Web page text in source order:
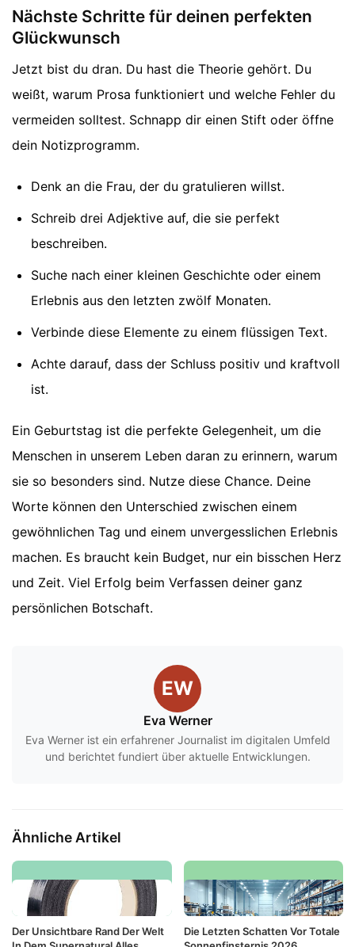
Nächste Schritte für deinen perfekten
Glückwunsch
Jetzt bist du dran. Du hast die Theorie gehört. Du
weißt, warum Prosa funktioniert und welche Fehler du
vermeiden solltest. Schnapp dir einen Stift oder öffne
dein Notizprogramm.
Denk an die Frau, der du gratulieren willst.
Schreib drei Adjektive auf, die sie perfekt
beschreiben.
Suche nach einer kleinen Geschichte oder einem
Erlebnis aus den letzten zwölf Monaten.
Verbinde diese Elemente zu einem flüssigen Text.
Achte darauf, dass der Schluss positiv und kraftvoll
ist.
Ein Geburtstag ist die perfekte Gelegenheit, um die
Menschen in unserem Leben daran zu erinnern, warum
sie so besonders sind. Nutze diese Chance. Deine
Worte können den Unterschied zwischen einem
gewöhnlichen Tag und einem unvergesslichen Erlebnis
machen. Es braucht kein Budget, nur ein bisschen Herz
und Zeit. Viel Erfolg beim Verfassen deiner ganz
persönlichen Botschaft.
EW
Eva Werner
Eva Werner ist ein erfahrener Journalist im digitalen Umfeld
und berichtet fundiert über aktuelle Entwicklungen.
Ähnliche Artikel
Der Unsichtbare Rand Der Welt
Die Letzten Schatten Vor Totale